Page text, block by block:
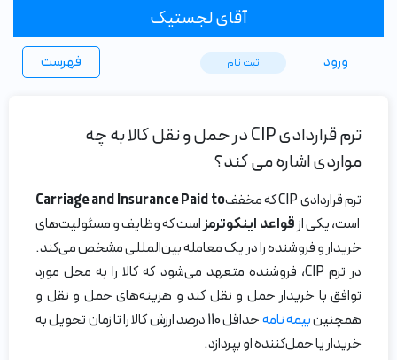
آقای لجستیک
فهرست ورود ثبت ‌نام
ترم قراردادی CIP در حمل و نقل کالا به چه
مواردی اشاره می کند؟
ترم قراردادی CIP که مخفف
Carriage and Insurance Paid to
است، یکی ازقواعد اینکوترمزاست که وظایف و مسئولیت‌های
خریدار و فروشنده را در یک معامله بین‌المللی مشخص می‌کند.
در ترم CIP، فروشنده متعهد می‌شود که کالا را به محل مورد
توافق با خریدار حمل و نقل کند و هزینه‌های حمل و نقل و
همچنینبیمه نامه
حداقل 110 درصد ارزش کالا را تا زمان تحویل به
خریدار یا حمل‌کننده او بپردازد.